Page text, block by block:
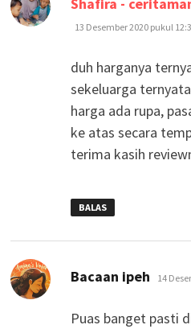
13 Desember 2020 pukul
duh harganya
sekeluarga
harga ada rupa,
ke atas secara
terima kasih
BALAS
Bacaan ipeh 14
Puas banget pasti